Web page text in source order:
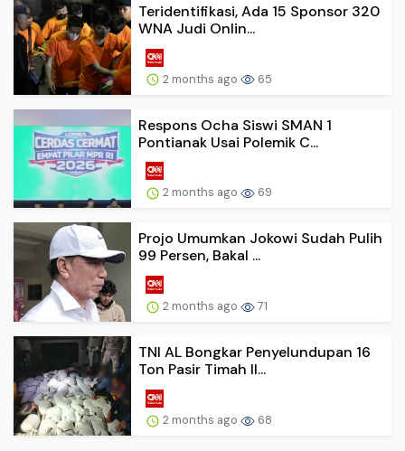
Teridentifikasi, Ada 15 Sponsor 320
WNA Judi Onlin...
2 months ago 65
Respons Ocha Siswi SMAN 1
Pontianak Usai Polemik C...
2 months ago 69
Projo Umumkan Jokowi Sudah Pulih
99 Persen, Bakal ...
2 months ago 71
TNI AL Bongkar Penyelundupan 16
Ton Pasir Timah Il...
2 months ago 68